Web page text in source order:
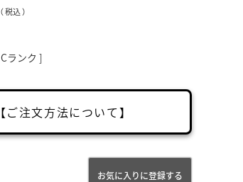
税込
Cランク
【ご注文方法について】
お気に入りに登録する